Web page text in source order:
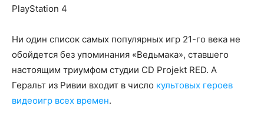
PlayStation 4
Ни один список самых популярных игр 21-го века не
обойдется без упоминания «Ведьмака», ставшего
настоящим триумфом студии CD Projekt RED. А
Геральт из Ривии входит в число культовых героев
видеоигр всех времен.